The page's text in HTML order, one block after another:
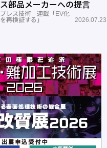
ス部品メーカーへの提言
プレス技術 連載「EV化
を再検証する」
2026.07.23